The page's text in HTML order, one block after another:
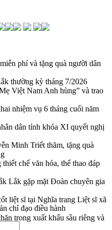
phí và tặng quà người dân
thường kỳ tháng 7/2026
Việt Nam Anh hùng” và trao
nhiệm vụ 6 tháng cuối năm
dân tỉnh khóa XI quyết nghị
Minh Triết thăm, tặng quà
chế văn hóa, thể thao đáp
Lắk gặp mặt Đoàn chuyên gia
liệt sĩ tại Nghĩa trang Liệt sĩ xã
trong xuất khẩu sầu riêng và
chỉ đạo điều hành